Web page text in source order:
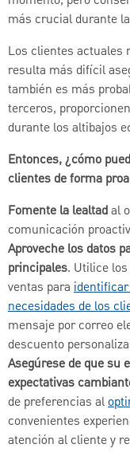
más crucial durante
Los clientes actuales
resulta más difícil
también es más
terceros,
durante los altibajos
Entonces, ¿cómo
clientes de forma
Fomente la lealtadal
comunicación
Aproveche los datos
principales. Utilice
ventas para
necesidades de los
mensaje por correo
descuento
Asegúrese de que su
expectativas
de preferencias al
convenientes
atención al cliente y